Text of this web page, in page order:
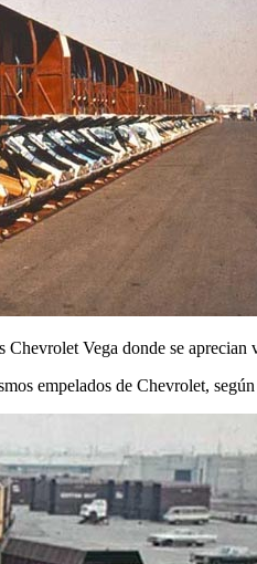
Vega donde se
empelados de Chevrolet,